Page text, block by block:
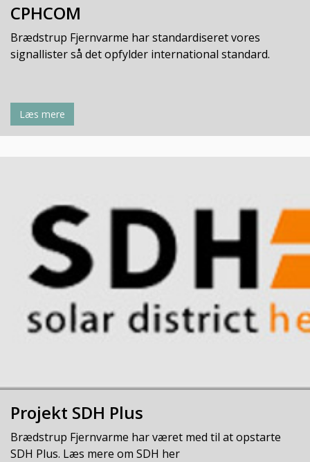
CPHCOM
Brædstrup Fjernvarme har standardiseret vores
signallister så det opfylder international standard.
Læs mere
Projekt SDH Plus
Brædstrup Fjernvarme har været med til at opstarte
SDH Plus. Læs mere om SDH her